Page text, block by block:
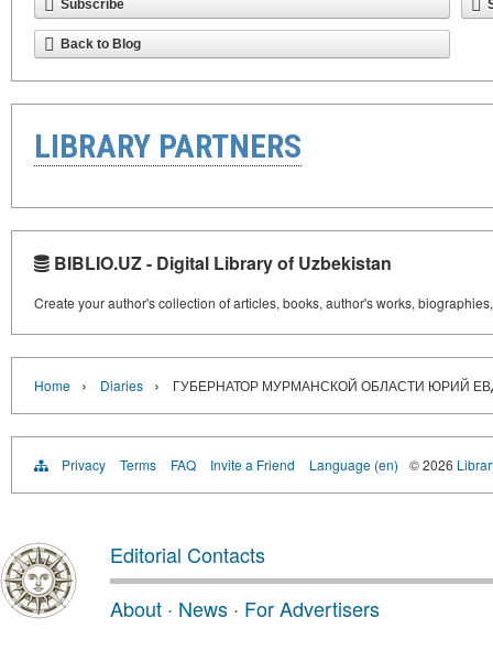
Subscribe
Back to Blog
LIBRARY PARTNERS
BIBLIO.UZ - Digital Library of Uzbekistan
Create your author's collection of articles, books, author's works,
Home › Diaries › ГУБЕРНАТОР МУРМАНСКОЙ ОБЛАСТИ ЮРИЙ
Privacy Terms FAQ Invite a Friend Language (en) © 2026
Editorial Contacts
About · News · For Advertisers